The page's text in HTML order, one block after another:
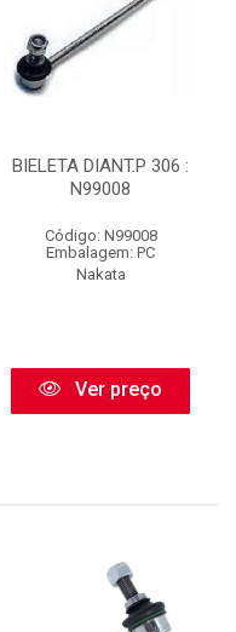
BIELETA DIANT.P 306 :
N99008
Código: N99008
Embalagem: PC
Nakata
Ver preço